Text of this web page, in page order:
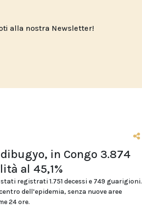
alla nostra Newsletter!
in Congo 3.874
al 45,1%
registrati 1.751 decessi e 749 guarigioni.
dell’epidemia, senza nuove aree
24 ore.